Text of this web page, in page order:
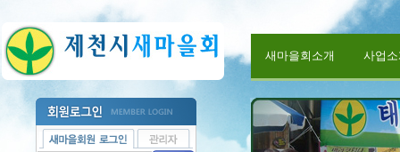
새마을회소개 사업